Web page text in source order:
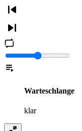
Warteschlange
klar